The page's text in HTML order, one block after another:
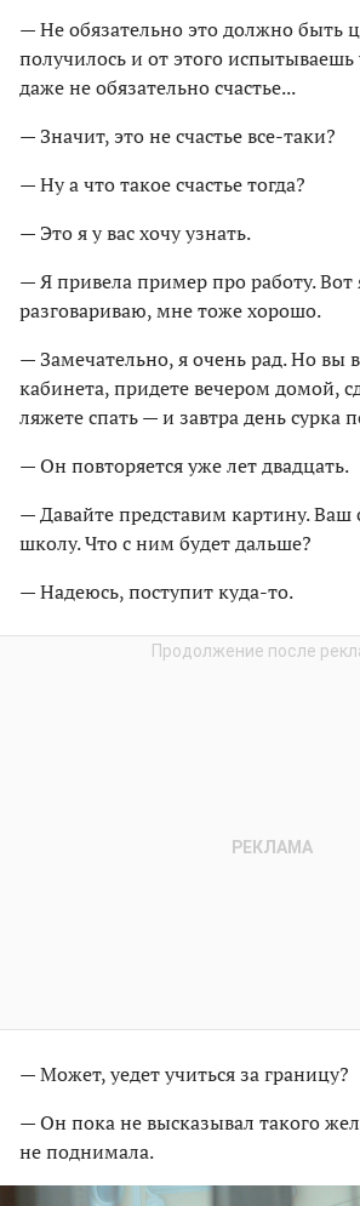
— Не обязательно это должно быть
получилось и от этого испытываешь
даже не обязательно счастье...
— Значит, это не счастье все-таки?
— Ну а что такое счастье тогда?
— Это я у вас хочу узнать.
— Я привела пример про работу. Вот
разговариваю, мне тоже хорошо.
— Замечательно, я очень рад. Но вы
кабинета, придете вечером домой,
ляжете спать — и завтра день сурка
— Он повторяется уже лет двадцать.
— Давайте представим картину. Ваш
школу. Что с ним будет дальше?
— Надеюсь, поступит куда-то.
— Может, уедет учиться за границу?
— Он пока не высказывал такого
не поднимала.